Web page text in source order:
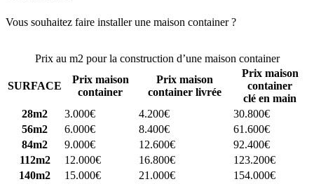
Vous souhaitez faire installer une maison container ?
Prix au m2 pour la construction d’une maison container
SURFACE
Prix maison
container
Prix maison
container livrée
Prix maison
container
clé en main
28m2
3.000€ 4.200€
30.800€
56m2
6.000€ 8.400€
61.600€
84m2
9.000€ 12.600€
92.400€
112m2
12.000€ 16.800€
123.200€
140m2
15.000€ 21.000€
154.000€